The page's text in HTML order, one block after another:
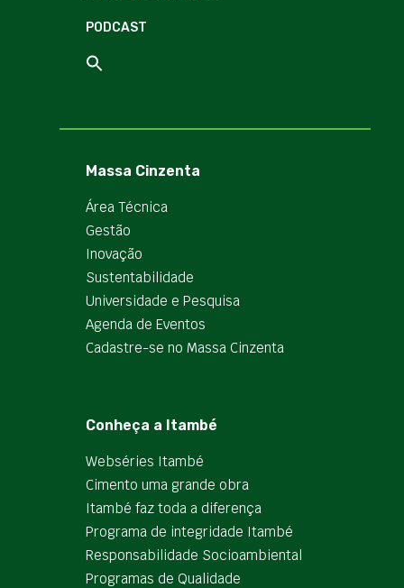
PODCAST
Massa Cinzenta
Área Técnica
Gestão
Inovação
Sustentabilidade
Universidade e Pesquisa
Agenda de Eventos
Cadastre-se no Massa Cinzenta
Conheça a Itambé
Webséries Itambé
Cimento uma grande obra
Itambé faz toda a diferença
Programa de integridade Itambé
Responsabilidade Socioambiental
Programas de Qualidade